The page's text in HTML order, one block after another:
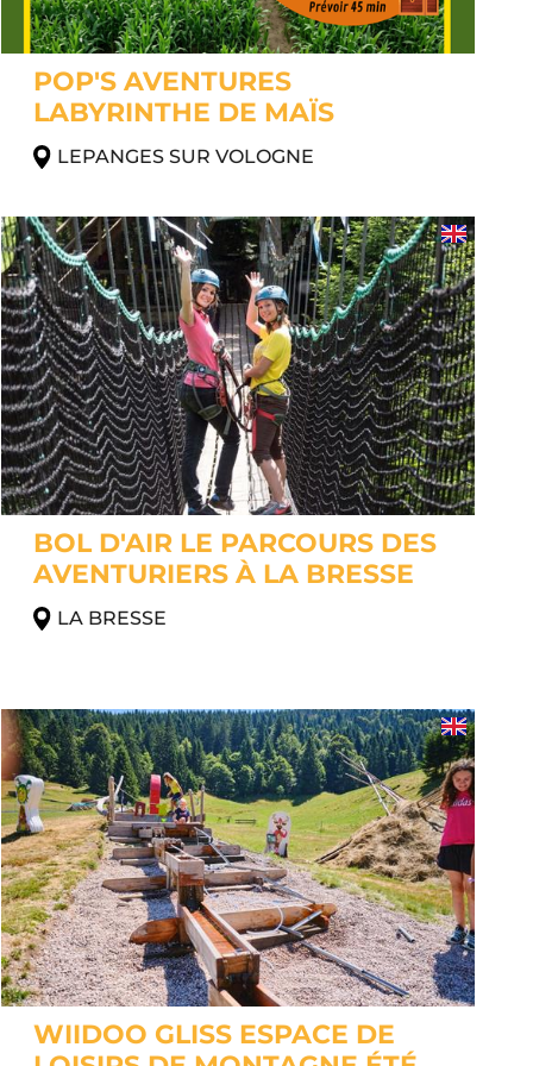
POP'S AVENTURES
LABYRINTHE DE MAÏS
LEPANGES SUR VOLOGNE
BOL D'AIR LE PARCOURS DES
AVENTURIERS À LA BRESSE
LA BRESSE
WIIDOO GLISS ESPACE DE